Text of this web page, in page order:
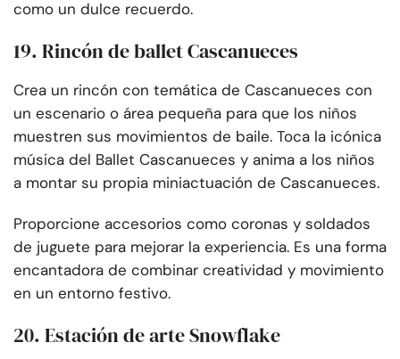
como un dulce recuerdo.
19. Rincón de ballet Cascanueces
Crea un rincón con temática de Cascanueces con
un escenario o área pequeña para que los niños
muestren sus movimientos de baile. Toca la icónica
música del Ballet Cascanueces y anima a los niños
a montar su propia miniactuación de Cascanueces.
Proporcione accesorios como coronas y soldados
de juguete para mejorar la experiencia. Es una forma
encantadora de combinar creatividad y movimiento
en un entorno festivo.
20. Estación de arte Snowflake